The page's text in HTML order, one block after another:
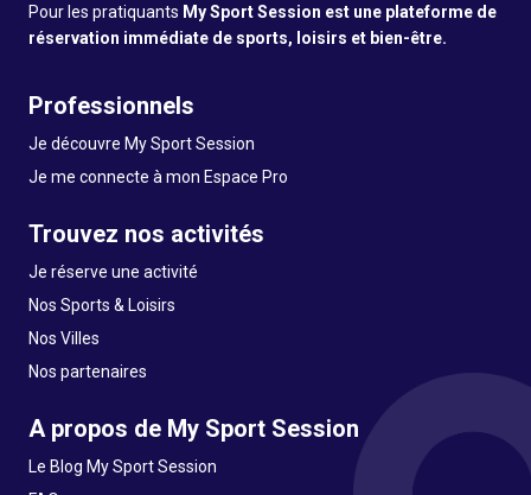
Pour les pratiquants My Sport Session est une plateforme de
réservation immédiate de sports, loisirs et bien-être.
Professionnels
Je découvre My Sport Session
Je me connecte à mon Espace Pro
Trouvez nos activités
Je réserve une activité
Nos Sports & Loisirs
Nos Villes
Nos partenaires
A propos de My Sport Session
Le Blog My Sport Session